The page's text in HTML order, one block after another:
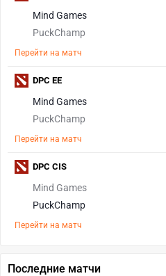
Mind Games
PuckChamp
Перейти на матч
Mind Games
PuckChamp
Перейти на матч
DPC EE
Mind Games
PuckChamp
Перейти на матч
DPC CIS
Последние матчи